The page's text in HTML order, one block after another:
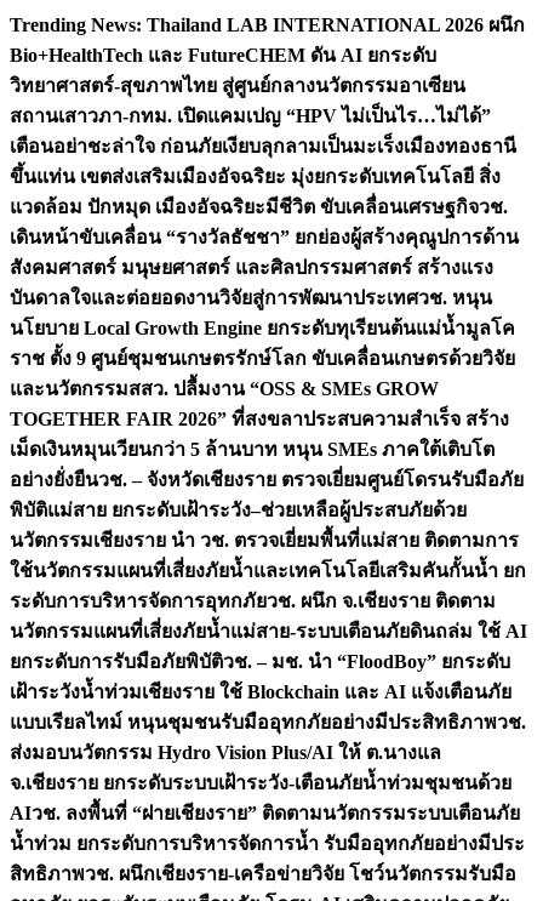
Skip
content
Trending News: Thailand LAB INTERNATIONAL 2026 ผนึก
Bio+HealthTech และ FutureCHEM ดัน AI ยกระดับ
วิทยาศาสตร์-สุขภาพไทย สู่ศูนย์กลางนวัตกรรมอาเซียน
สถานเสาวภา-กทม. เปิดแคมเปญ “HPV ไม่เป็นไร…ไม่ได้”
เตือนอย่าชะล่าใจ ก่อนภัยเงียบลุกลามเป็นมะเร็งเมืองทองธานี
ขึ้นแท่น เขตส่งเสริมเมืองอัจฉริยะ มุ่งยกระดับเทคโนโลยี สิ่ง
แวดล้อม ปักหมุด เมืองอัจฉริยะมีชีวิต ขับเคลื่อนเศรษฐกิจวช.
เดินหน้าขับเคลื่อน “รางวัลธัชชา” ยกย่องผู้สร้างคุณูปการด้าน
สังคมศาสตร์ มนุษยศาสตร์ และศิลปกรรมศาสตร์ สร้างแรง
บันดาลใจและต่อยอดงานวิจัยสู่การพัฒนาประเทศวช. หนุน
นโยบาย Local Growth Engine ยกระดับทุเรียนต้นแม่น้ำมูลโค
ราช ตั้ง 9 ศูนย์ชุมชนเกษตรรักษ์โลก ขับเคลื่อนเกษตรด้วยวิจัย
และนวัตกรรมสสว. ปลื้มงาน “OSS & SMEs GROW
TOGETHER FAIR 2026” ที่สงขลาประสบความสำเร็จ สร้าง
เม็ดเงินหมุนเวียนกว่า 5 ล้านบาท หนุน SMEs ภาคใต้เติบโต
อย่างยั่งยืนวช. – จังหวัดเชียงราย ตรวจเยี่ยมศูนย์โดรนรับมือภัย
พิบัติแม่สาย ยกระดับเฝ้าระวัง–ช่วยเหลือผู้ประสบภัยด้วย
นวัตกรรมเชียงราย นำ วช. ตรวจเยี่ยมพื้นที่แม่สาย ติดตามการ
ใช้นวัตกรรมแผนที่เสี่ยงภัยน้ำและเทคโนโลยีเสริมคันกั้นน้ำ ยก
ระดับการบริหารจัดการอุทกภัยวช. ผนึก จ.เชียงราย ติดตาม
นวัตกรรมแผนที่เสี่ยงภัยน้ำแม่สาย-ระบบเตือนภัยดินถล่ม ใช้ AI
ยกระดับการรับมือภัยพิบัติวช. – มช. นำ “FloodBoy” ยกระดับ
เฝ้าระวังน้ำท่วมเชียงราย ใช้ Blockchain และ AI แจ้งเตือนภัย
แบบเรียลไทม์ หนุนชุมชนรับมืออุทกภัยอย่างมีประสิทธิภาพวช.
ส่งมอบนวัตกรรม Hydro Vision Plus/AI ให้ ต.นางแล
จ.เชียงราย ยกระดับระบบเฝ้าระวัง-เตือนภัยน้ำท่วมชุมชนด้วย
AIวช. ลงพื้นที่ “ฝายเชียงราย” ติดตามนวัตกรรมระบบเตือนภัย
น้ำท่วม ยกระดับการบริหารจัดการน้ำ รับมืออุทกภัยอย่างมีประ
สิทธิภาพวช. ผนึกเชียงราย-เครือข่ายวิจัย โชว์นวัตกรรมรับมือ